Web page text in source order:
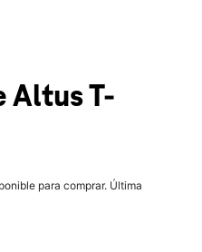
Altus T-
para comprar. Última